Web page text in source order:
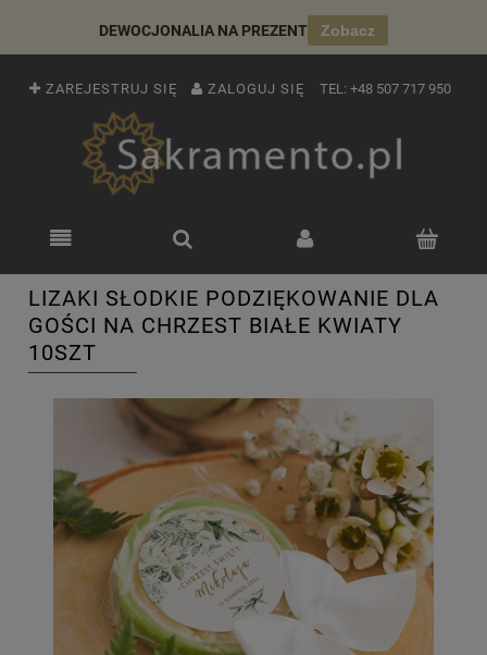
DEWOCJONALIA NA PREZENT Zobacz
ZAREJESTRUJ SIĘ ZALOGUJ SIĘ TEL: +48 507 717 950
LIZAKI SŁODKIE PODZIĘKOWANIE DLA
GOŚCI NA CHRZEST BIAŁE KWIATY
10SZT